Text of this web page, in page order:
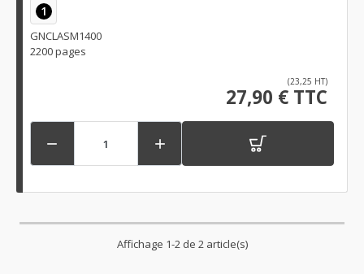
1
GNCLASM1400
2200 pages
(23,25 HT)
27,90 € TTC
 
Affichage 1-2 de 2 article(s)